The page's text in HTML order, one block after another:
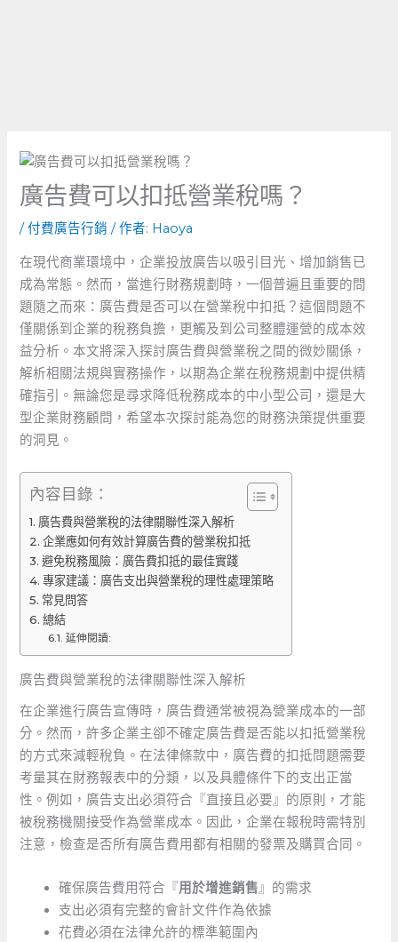
廣告費可以扣抵營業稅嗎？
/付費廣告行銷 / 作者: Haoya
在現代商業環境中，企業投放廣告以吸引目光、增加銷售已
成為常態。然而，當進行財務規劃時，一個普遍且重要的問
題隨之而來：廣告費是否可以在營業稅中扣抵？這個問題不
僅關係到企業的稅務負擔，更觸及到公司整體運營的成本效
益分析。本文將深入探討廣告費與營業稅之間的微妙關係，
解析相關法規與實務操作，以期為企業在稅務規劃中提供精
確指引。無論您是尋求降低稅務成本的中小型公司，還是大
型企業財務顧問，希望本次探討能為您的財務決策提供重要
的洞見。
內容目錄：
廣告費與營業稅的法律關聯性深入解析
企業應如何有效計算廣告費的營業稅扣抵
避免稅務風險：廣告費扣抵的最佳實踐
專家建議：廣告支出與營業稅的理性處理策略
常見問答
總結
延伸閱讀:
廣告費與營業稅的法律關聯性深入解析
在企業進行廣告宣傳時，廣告費通常被視為營業成本的一部
分。然而，許多企業主卻不確定廣告費是否能以扣抵營業稅
的方式來減輕稅負。在法律條款中，廣告費的扣抵問題需要
考量其在財務報表中的分類，以及具體條件下的支出正當
性。例如，廣告支出必須符合『直接且必要』的原則，才能
被稅務機關接受作為營業成本。因此，企業在報稅時需特別
注意，檢查是否所有廣告費用都有相關的發票及購買合同。
確保廣告費用符合『用於增進銷售 』的需求
支出必須有完整的會計文件作為依據
花費必須在法律允許的標準範圍內